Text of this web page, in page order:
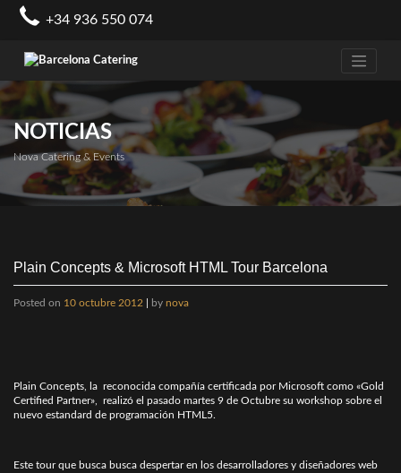
+34 936 550 074
NOTICIAS
Nova Catering & Events
Plain Concepts & Microsoft HTML Tour Barcelona
Posted on 10 octubre 2012 by nova
Plain Concepts, la reconocida compañía certificada por Microsoft como «Gold
Certified Partner», realizó el pasado martes 9 de Octubre su workshop sobre el
nuevo estandard de programación HTML5.
Este tour que busca busca despertar en los desarrolladores y diseñadores web